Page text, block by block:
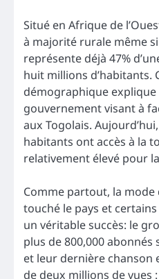
Situé en Afrique de
à majorité rurale même
représente déjà 47%
huit millions d’habitants.
démographique
gouvernement visant à
aux Togolais.
habitants ont accès à la
relativement élevé pour
Comme partout, la mode
touché le pays et
un véritable succès: le
plus de 800,000 abonnés
et leur dernière chanson
de deux millions de vues :